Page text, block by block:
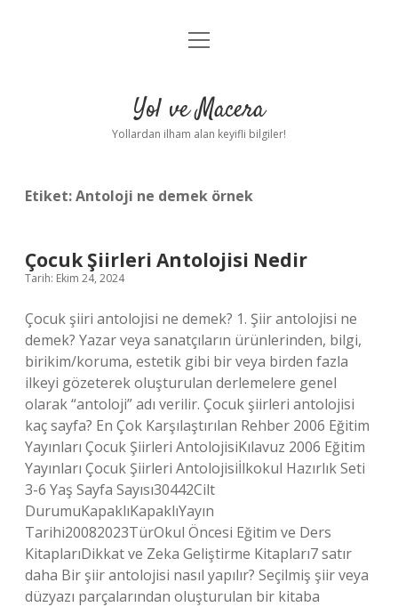
Anasayfa
Yasal Uyarı
menüyü
Yol ve Macera
Yollardan ilham alan keyifli bilgiler!
Etiket:Antoloji ne demek örnek
Çocuk Şiirleri Antolojisi Nedir
Tarih: Ekim 24, 2024
Çocuk şiiri antolojisi ne demek? 1. Şiir antolojisi ne
demek? Yazar veya sanatçıların ürünlerinden, bilgi,
birikim/koruma, estetik gibi bir veya birden fazla
ilkeyi gözeterek oluşturulan derlemelere genel
olarak “antoloji” adı verilir. Çocuk şiirleri antolojisi
kaç sayfa? En Çok Karşılaştırılan Rehber 2006 Eğitim
Yayınları Çocuk Şiirleri AntolojisiKılavuz 2006 Eğitim
Yayınları Çocuk Şiirleri Antolojisiİlkokul Hazırlık Seti
3-6 Yaş Sayfa Sayısı30442Cilt
DurumuKapaklıKapaklıYayın
Tarihi20082023TürOkul Öncesi Eğitim ve Ders
KitaplarıDikkat ve Zeka Geliştirme Kitapları7 satır
daha Bir şiir antolojisi nasıl yapılır? Seçilmiş şiir veya
düzyazı parçalarından oluşturulan bir kitaba